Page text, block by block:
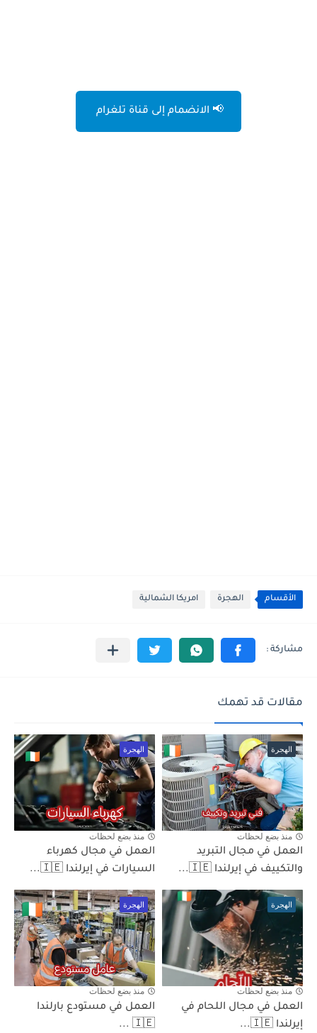
📢 الانضمام إلى قناة تلغرام
الأقسام الهجرة امريكا الشمالية
مقالات قد تهمك
الهجرة
منذ بضع لحظات
العمل في مجال التبريد
والتكييف في إيرلندا 🇮🇪...
الهجرة
منذ بضع لحظات
العمل في مجال كهرباء
السيارات في إيرلندا 🇮🇪...
الهجرة
منذ بضع لحظات
العمل في مجال اللحام في
إيرلندا 🇮🇪...
الهجرة
منذ بضع لحظات
العمل في مستودع بارلندا
🇮🇪 ...